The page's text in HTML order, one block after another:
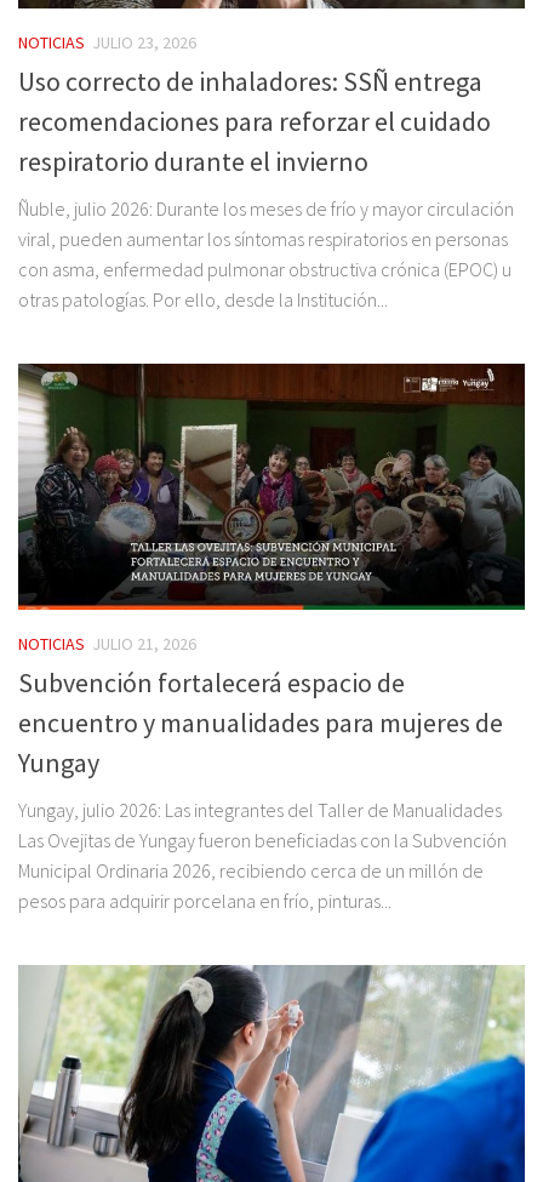
NOTICIAS JULIO 23, 2026
Uso correcto de inhaladores: SSÑ entrega
recomendaciones para reforzar el cuidado
respiratorio durante el invierno
Ñuble, julio 2026: Durante los meses de frío y mayor circulación
viral, pueden aumentar los síntomas respiratorios en personas
con asma, enfermedad pulmonar obstructiva crónica (EPOC) u
otras patologías. Por ello, desde la Institución...
NOTICIAS JULIO 21, 2026
Subvención fortalecerá espacio de
encuentro y manualidades para mujeres de
Yungay
Yungay, julio 2026: Las integrantes del Taller de Manualidades
Las Ovejitas de Yungay fueron beneficiadas con la Subvención
Municipal Ordinaria 2026, recibiendo cerca de un millón de
pesos para adquirir porcelana en frío, pinturas...